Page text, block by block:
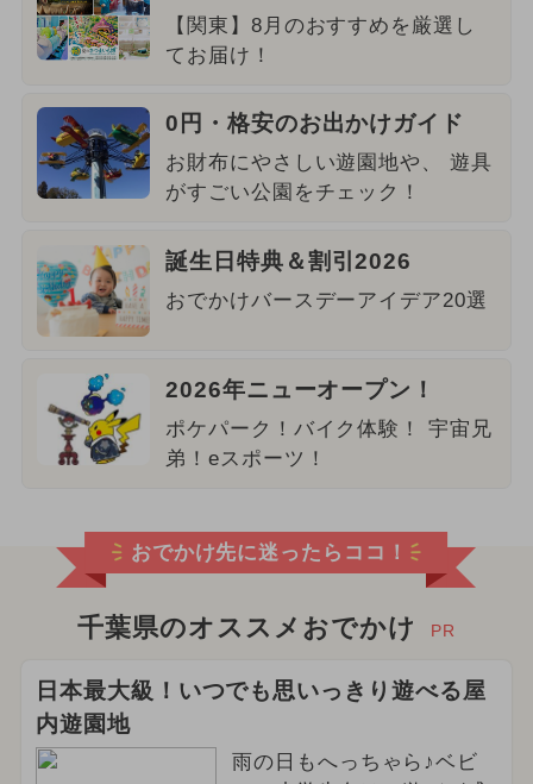
【関東】8月のおすすめを厳選し
てお届け！
0円・格安のお出かけガイド
お財布にやさしい遊園地や、 遊具
がすごい公園をチェック！
誕生日特典＆割引2026
おでかけバースデーアイデア20選
2026年ニューオープン！
ポケパーク！バイク体験！ 宇宙兄
弟！eスポーツ！
おでかけ先に迷ったらココ！
千葉県のオススメおでかけ PR
日本最大級！いつでも思いっきり遊べる屋
内遊園地
雨の日もへっちゃら♪ベビ